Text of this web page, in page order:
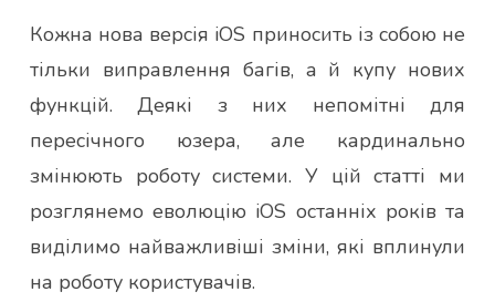
Кожна нова версія iOS приносить із собою не
тільки виправлення багів, а й купу нових
функцій. Деякі з них непомітні для
пересічного юзера, але кардинально
змінюють роботу системи. У цій статті ми
розглянемо еволюцію iOS останніх років та
виділимо найважливіші зміни, які вплинули
на роботу користувачів.